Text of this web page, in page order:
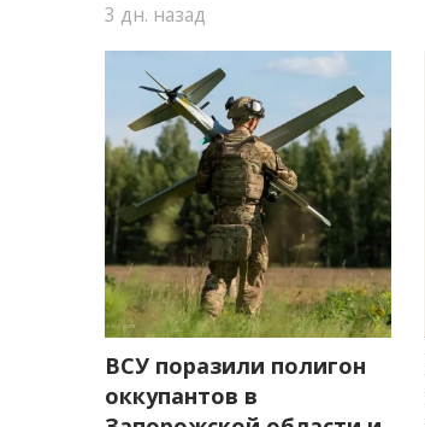
3 дн. назад
ВСУ поразили полигон
оккупантов в